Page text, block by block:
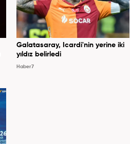
Galatasaray, Icardi'nin yerine iki
yıldız belirledi
Haber7